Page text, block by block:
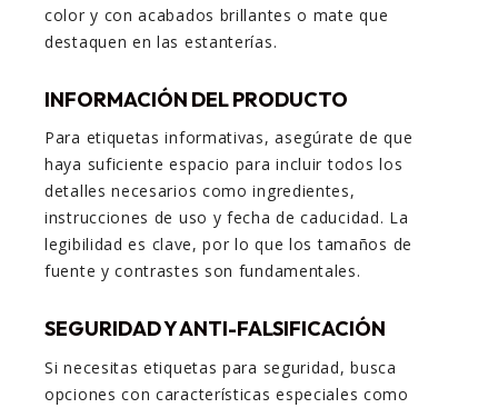
color y con acabados brillantes o mate que
destaquen en las estanterías.
INFORMACIÓN DEL PRODUCTO
Para etiquetas informativas, asegúrate de que
haya suficiente espacio para incluir todos los
detalles necesarios como ingredientes,
instrucciones de uso y fecha de caducidad. La
legibilidad es clave, por lo que los tamaños de
fuente y contrastes son fundamentales.
SEGURIDAD Y ANTI-FALSIFICACIÓN
Si necesitas etiquetas para seguridad, busca
opciones con características especiales como